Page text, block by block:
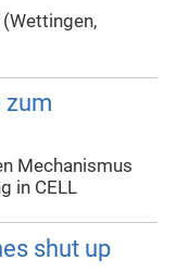
zum
Mechanismus
in CELL
shut up